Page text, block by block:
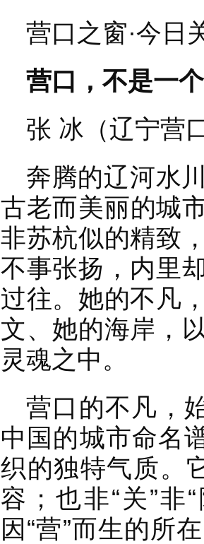
营口之窗·今日
营口，不是一
张 冰（辽宁营
奔腾的辽河水
古老而美丽的城
非苏杭似的精致
不事张扬，内里
过往。她的不凡
文、她的海岸，
灵魂之中。
营口的不凡，
中国的城市命名
织的独特气质。
容；也非“关”非
因“营”而生的所